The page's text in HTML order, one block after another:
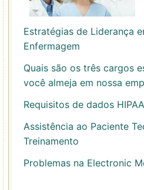
Estratégias de Liderança
Enfermagem
Quais são os três cargos
você almeja em nossa
Requisitos de dados HIPAA
Assistência ao Paciente
Treinamento
Problemas na Electronic